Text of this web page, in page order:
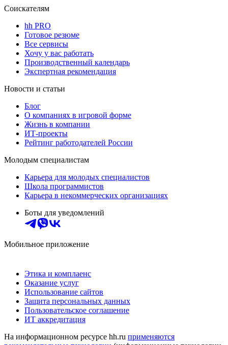
Соискателям
hh PRO
Готовое резюме
Все сервисы
Хочу у вас работать
Производственный календарь
Экспертная рекомендация
Новости и статьи
Блог
О компаниях в игровой форме
Жизнь в компании
ИТ-проекты
Рейтинг работодателей России
Молодым специалистам
Карьера для молодых специалистов
Школа программистов
Карьера в некоммерческих организациях
Боты для уведомлений
Мобильное приложение
Этика и комплаенс
Оказание услуг
Использование сайтов
Защита персональных данных
Пользовательское соглашение
ИТ аккредитация
На информационном ресурсе hh.ru применяются